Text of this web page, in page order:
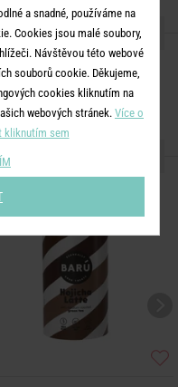
ZE SÉRIE
a snadné, používáme na
Cookies jsou malé soubory,
Návštěvou této webové
souborů cookie. Děkujeme,
cookies kliknutím na
webových stránek.Více o
kliknutím sem